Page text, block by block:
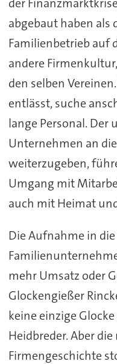
abgebaut haben als
Familienbetrieb auf
andere
den selben
entlässt, suche
lange Personal. Der
Unternehmen an
weiterzugeben,
Umgang mit
auch mit Heimat
Die Aufnahme in
mehr Umsatz oder
Glockengießer
keine einzige
Heidbreder. Aber
Firmengeschichte